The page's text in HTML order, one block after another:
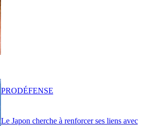
Le Japon cherche à renforcer ses liens avec
PRODÉFENSE